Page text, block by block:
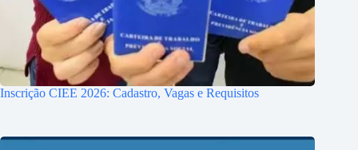
Inscrição CIEE 2026: Cadastro, Vagas e Requisitos